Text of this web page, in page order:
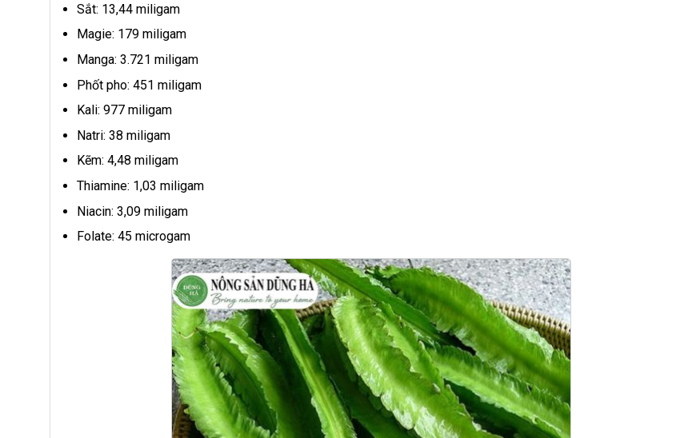
Sắt: 13,44 miligam
Magie: 179 miligam
Manga: 3.721 miligam
Phốt pho: 451 miligam
Kali: 977 miligam
Natri: 38 miligam
Kẽm: 4,48 miligam
Thiamine: 1,03 miligam
Niacin: 3,09 miligam
Folate: 45 microgam